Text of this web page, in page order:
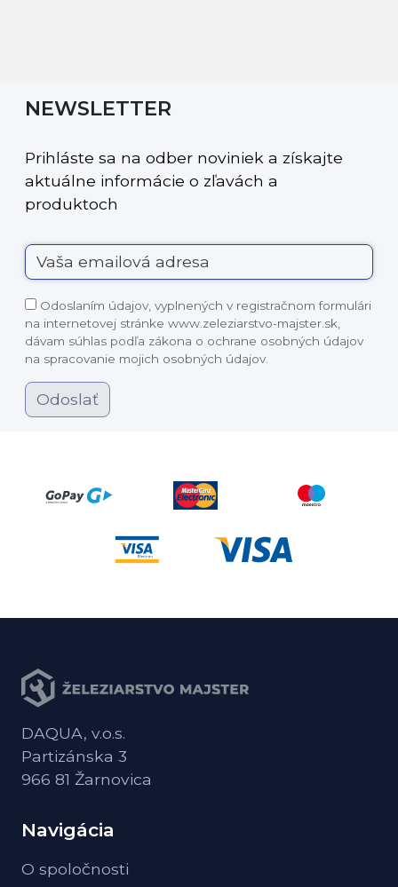
NEWSLETTER
Prihláste sa na odber noviniek a získajte
aktuálne informácie o zľavách a
produktoch
Odoslaním údajov, vyplnených v registračnom formulári
na internetovej stránke www.zeleziarstvo-majster.sk,
dávam súhlas podľa zákona o ochrane osobných údajov
na spracovanie mojich osobných údajov.
Odoslať
DAQUA, v.o.s.
Partizánska 3
966 81 Žarnovica
Navigácia
O spoločnosti